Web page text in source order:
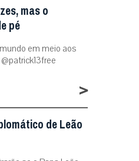
mas o
pé
em meio aos
>
de Leão